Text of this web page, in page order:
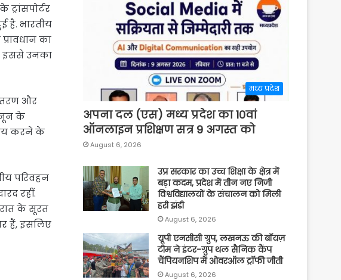
है. भारतीय
का
इससे उनका
और
के
तय करने के
परिवहन
रहीं.
के सूरत
हैं, इसलिए
मध्य प्रदेश
अपना दल (एस) मध्य प्रदेश का 10वां
ऑनलाइन प्रशिक्षण सत्र 9 अगस्त को
August 6, 2026
उप्र सरकार का उच्च शिक्षा के क्षेत्र में
बड़ा कदम, प्रदेश में तीन नए निजी
विश्वविद्यालयों के संचालन को मिली
हरी झंडी
August 6, 2026
यूपी एनसीसी ग्रुप, लखनऊ की बॉयज़
टीम ने इंटर-ग्रुप थल सैनिक कैंप
चैंपियनशिप में ओवरऑल ट्रॉफी जीती
August 6, 2026